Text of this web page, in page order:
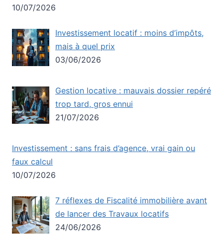
10/07/2026
Investissement locatif : moins d’impôts,
mais à quel prix
03/06/2026
Gestion locative : mauvais dossier repéré
trop tard, gros ennui
21/07/2026
Investissement : sans frais d’agence, vrai gain ou
faux calcul
10/07/2026
7 réflexes de Fiscalité immobilière avant
de lancer des Travaux locatifs
24/06/2026